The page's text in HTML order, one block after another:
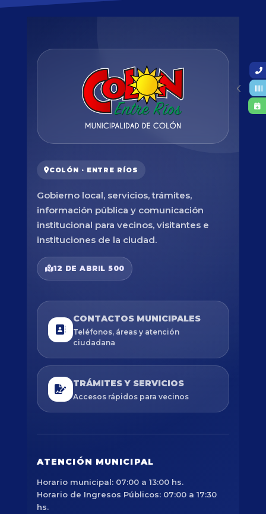
COLÓN · ENTRE RÍOS
Gobierno local, servicios, trámites,
información pública y comunicación
institucional para vecinos, visitantes e
instituciones de la ciudad.
12 DE ABRIL 500
CONTACTOS MUNICIPALES
Teléfonos, áreas y atención
ciudadana
TRÁMITES Y SERVICIOS
Accesos rápidos para vecinos
ATENCIÓN MUNICIPAL
Horario municipal: 07:00 a 13:00 hs.
Horario de Ingresos Públicos: 07:00 a 17:30
hs.